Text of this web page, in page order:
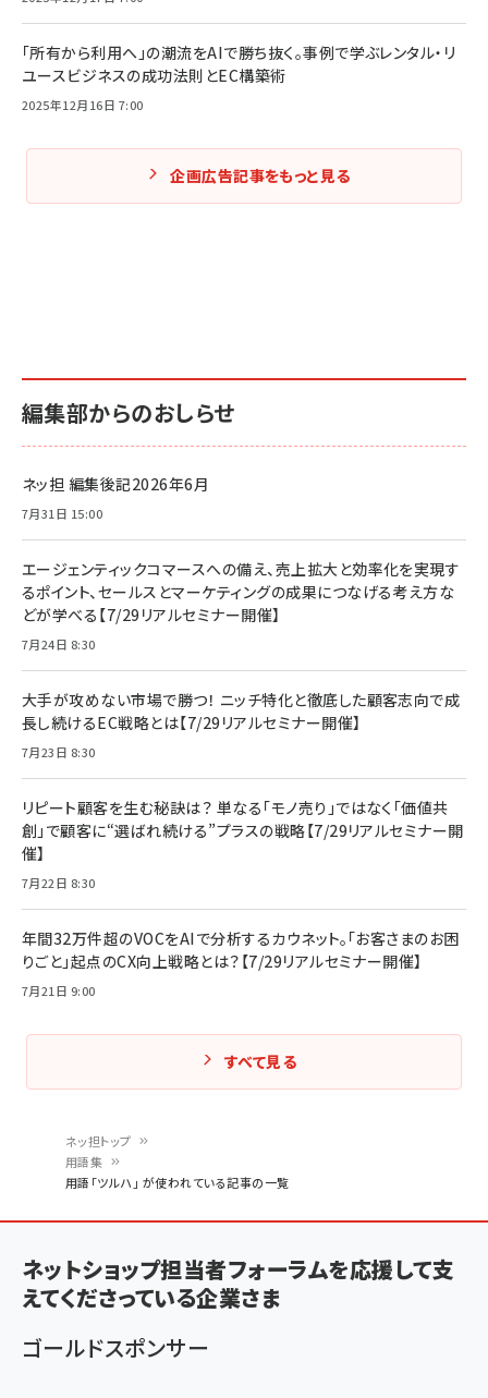
ン
く
ず
ネッ担トップ
用語集
用語「ツルハ」 が使われている記事の一覧
「所有から利用へ」の潮流をAIで勝ち抜く。事例で学ぶレンタル・リ
ユースビジネスの成功法則とEC構築術
2025年12月16日 7:00
企画広告記事をもっと見る
編集部からのおしらせ
ネッ担 編集後記2026年6月
7月31日 15:00
エージェンティックコマースへの備え、売上拡大と効率化を実現す
るポイント、セールスとマーケティングの成果につなげる考え方な
どが学べる【7/29リアルセミナー開催】
7月24日 8:30
大手が攻めない市場で勝つ！ ニッチ特化と徹底した顧客志向で成
長し続けるEC戦略とは【7/29リアルセミナー開催】
7月23日 8:30
リピート顧客を生む秘訣は？ 単なる「モノ売り」ではなく「価値共
創」で顧客に“選ばれ続ける”プラスの戦略【7/29リアルセミナー開
催】
7月22日 8:30
年間32万件超のVOCをAIで分析するカウネット。「お客さまのお困
りごと」起点のCX向上戦略とは？【7/29リアルセミナー開催】
7月21日 9:00
すべて見る
ネットショップ担当者フォーラムを応援して支
えてくださっている企業さま
ゴールドスポンサー